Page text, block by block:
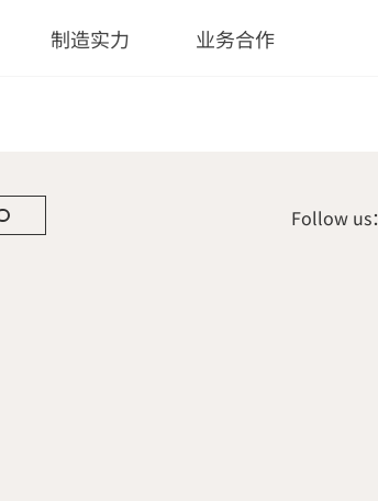
制造实力 业务合作
韩国本部
Follow us：